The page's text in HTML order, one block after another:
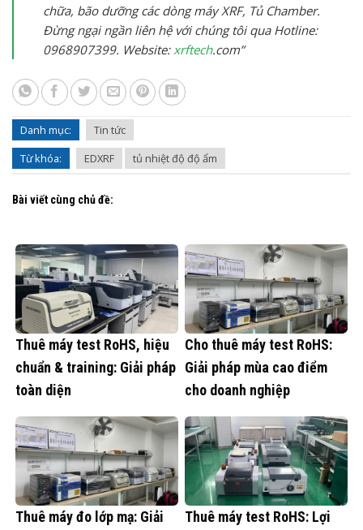
chữa, bão dưỡng các dòng máy XRF, Tủ Chamber.
Đừng ngại ngần liên hệ với chúng tôi qua Hotline:
0968907399. Website: xrftech.com”
Danh mục:
Tin tức
Từ khóa:
EDXRF tủ nhiệt độ độ ẩm
Bài viết cùng chủ đề:
Thuê máy test RoHS, hiệu
chuẩn & training: Giải pháp
toàn diện
Cho thuê máy test RoHS:
Giải pháp mùa cao điểm
cho doanh nghiệp
Thuê máy đo lớp mạ: Giải
Thuê máy test RoHS: Lợi